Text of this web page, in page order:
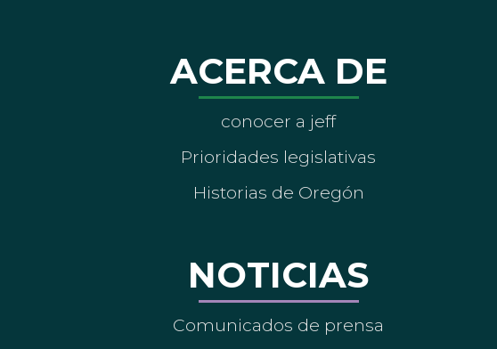
ACERCA DE
conocer a jeff
Prioridades legislativas
Historias de Oregón
NOTICIAS
Comunicados de prensa